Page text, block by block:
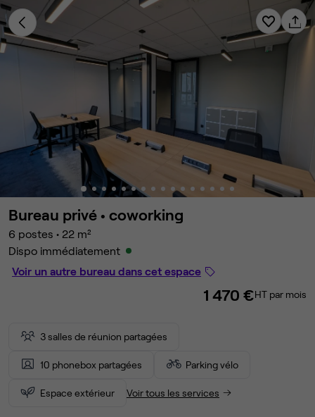
Bureau privé • coworking
6 postes • 22 m²
Dispo immédiatement
Voir un autre bureau dans cet espace
1 470 €HT par mois
3 salles de réunion partagées
10 phonebox partagées Parking vélo
Espace extérieur Voir tous les services